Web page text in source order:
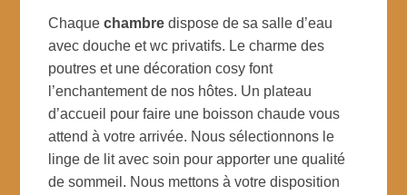
Chaque chambre dispose de sa salle d’eau
avec douche et wc privatifs. Le charme des
poutres et une décoration cosy font
l’enchantement de nos hôtes. Un plateau
d’accueil pour faire une boisson chaude vous
attend à votre arrivée. Nous sélectionnons le
linge de lit avec soin pour apporter une qualité
de sommeil. Nous mettons à votre disposition